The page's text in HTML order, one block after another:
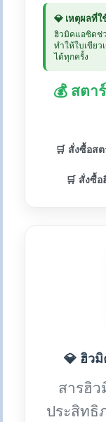
💎 เหตุผลที่
ฮิวมิคแอซิดช่
ทำให้ใบเขีย
ได้ทุกครั้ง
💰 สตา
🛒 สั่งซื้อส
🛒 สั่งซื้
💎 ฮิว
สารฮิ
ประสิทธิ